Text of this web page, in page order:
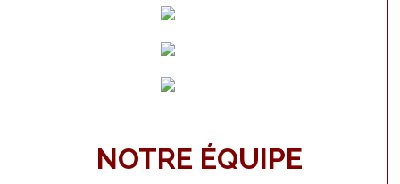
NOTRE ÉQUIPE